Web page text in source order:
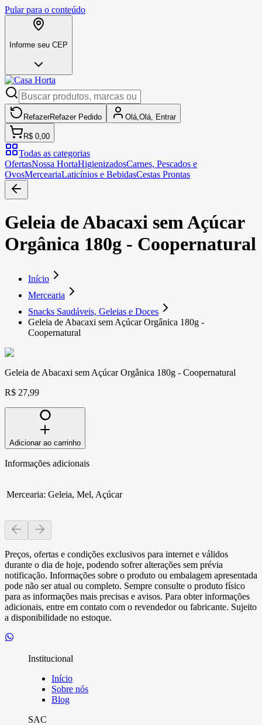
Pular para o conteúdo
Informe seu CEP
RefazerRefazer Pedido Olá, Olá, Entrar
R$ 0,00
Todas as categorias
OfertasNossa HortaHigienizadosCarnes, Pescados e
OvosMerceariaLaticínios e BebidasCestas Prontas
Geleia de Abacaxi sem Açúcar
Orgânica 180g - Coopernatural
Início
Mercearia
Snacks Saudáveis, Geleias e Doces
Geleia de Abacaxi sem Açúcar Orgânica 180g -
Coopernatural
Geleia de Abacaxi sem Açúcar Orgânica 180g - Coopernatural
R$ 27,99
Adicionar ao carrinho
Informações adicionais
Mercearia: Geleia, Mel, Açúcar
Preços, ofertas e condições exclusivos para internet e válidos
durante o dia de hoje, podendo sofrer alterações sem prévia
notificação. Informações sobre o produto ou embalagem apresentada
pode não ser atual ou completo. Sempre consulte o produto físico
para as informações mais precisas e avisos. Para obter informações
adicionais, entre em contato com o revendedor ou fabricante. Sujeito
a disponibilidade no estoque.
Institucional
Início
Sobre nós
Blog
SAC